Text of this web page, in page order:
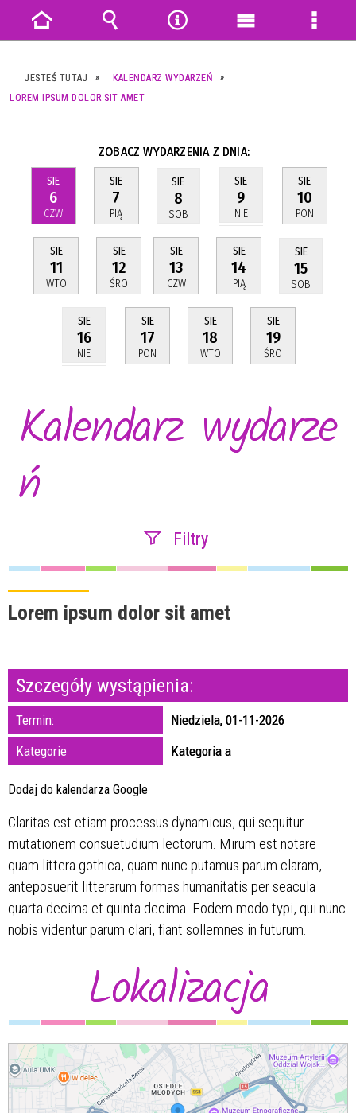
JESTEŚ TUTAJ
KALENDARZ WYDARZEŃ
LOREM IPSUM DOLOR SIT AMET
ZOBACZ WYDARZENIA Z DNIA:
SIE
6
CZW
SIE
7
PIĄ
SIE
8
SOB
SIE
9
NIE
SIE
10
PON
SIE
11
WTO
SIE
12
ŚRO
SIE
13
CZW
SIE
14
PIĄ
SIE
15
SOB
SIE
16
NIE
SIE
17
PON
SIE
18
WTO
SIE
19
ŚRO
Kalendarz wydarze
ń
Filtry
Trwające w
zakresie
Miejsce
Organizator
Lorem ipsum dolor sit amet
Szczegóły wystąpienia:
Termin:
Niedziela, 01-11-2026
Kategorie
Kategoria a
Dodaj do kalendarza Google
Claritas est etiam processus dynamicus, qui sequitur
mutationem consuetudium lectorum. Mirum est notare
quam littera gothica, quam nunc putamus parum claram,
anteposuerit litterarum formas humanitatis per seacula
quarta decima et quinta decima. Eodem modo typi, qui nunc
nobis videntur parum clari, fiant sollemnes in futurum.
Lokalizacja
Strona
główna
Wyszukiwarka
NarzędziaMenu
Menu